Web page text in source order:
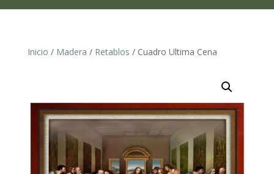
Inicio / Madera / Retablos / Cuadro Ultima Cena